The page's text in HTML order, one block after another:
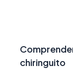
chiringuito